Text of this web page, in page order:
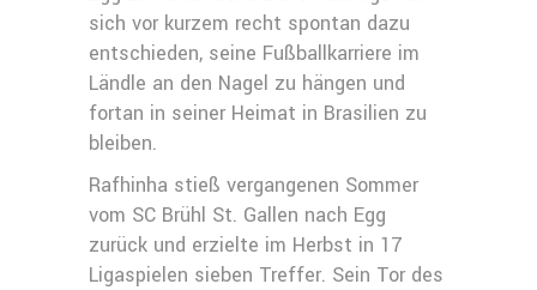
sich vor kurzem recht spontan dazu
entschieden, seine Fußballkarriere im
Ländle an den Nagel zu hängen und
fortan in seiner Heimat in Brasilien zu
bleiben.
Rafhinha stieß vergangenen Sommer
vom SC Brühl St. Gallen nach Egg
zurück und erzielte im Herbst in 17
Ligaspielen sieben Treffer. Sein Tor des